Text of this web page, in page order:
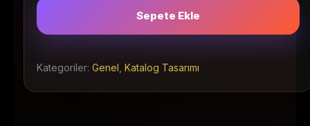
Sepete Ekle
Kategoriler: Genel , Katalog Tasarımı